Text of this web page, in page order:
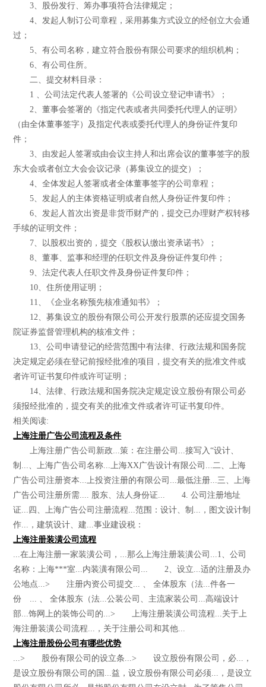
3、股份发行、筹办事项符合法律规定；
4、发起人制订公司章程，采用募集方式设立的经创立大会通
过；
5、有公司名称，建立符合股份有限公司要求的组织机构；
6、有公司住所。
二、提交材料目录：
1 、公司法定代表人签署的《公司设立登记申请书》；
2、董事会签署的《指定代表或者共同委托代理人的证明》
（由全体董事签字）及指定代表或委托代理人的身份证件复印
件；
3、由发起人签署或由会议主持人和出席会议的董事签字的股
东大会或者创立大会会议记录（募集设立的提交）；
4、全体发起人签署或者全体董事签字的公司章程；
5、发起人的主体资格证明或者自然人身份证件复印件；
6、发起人首次出资是非货币财产的，提交已办理财产权转移
手续的证明文件；
7、以股权出资的，提交《股权认缴出资承诺书》；
8、董事、监事和经理的任职文件及身份证件复印件；
9、法定代表人任职文件及身份证件复印件；
10、住所使用证明；
11、《企业名称预先核准通知书》；
12、募集设立的股份有限公司公开发行股票的还应提交国务
院证券监督管理机构的核准文件；
13、公司申请登记的经营范围中有法律、行政法规和国务院
决定规定必须在登记前报经批准的项目，提交有关的批准文件或
者许可证书复印件或许可证明；
14、法律、行政法规和国务院决定规定设立股份有限公司必
须报经批准的，提交有关的批准文件或者许可证书复印件。
相关阅读:
上海注册广告公司流程及条件
上海注册广告公司新政...策：在注册公司...接写入“设计、
制...、上海广告公司名称...上海XX广告设计有限公司...二、上海
广告公司注册资本...上投资注册的有限公司...最低注册...三、上海
广告公司注册所需.... 股东、法人身份证... 4. 公司注册地址
证...四、上海广告公司注册流程...范围：设计、制...，图文设计制
作...，建筑设计、建...事业建设税：
上海注册装潢公司流程
...在上海注册一家装潢公司，...那么上海注册装潢公司...1、公司
名称：上海***室...内装潢有限公司... 2、设立...适的注册及办
公地点...> 注册内资公司提交... 、 全体股东（法...件各一
份 ... 、 全体股东（法...公装公司、主流家装公司...高端设计
部...饰网上的装饰公司的...> 上海注册装潢公司流程...关于上
海注册装潢公司流程...，关于注册公司和其他...
上海注册股份公司有哪些优势
...> 股份有限公司的设立条...> 设立股份有限公司，必...，
是设立股份有限公司的国...益，设立股份有限公司必须...，是设立